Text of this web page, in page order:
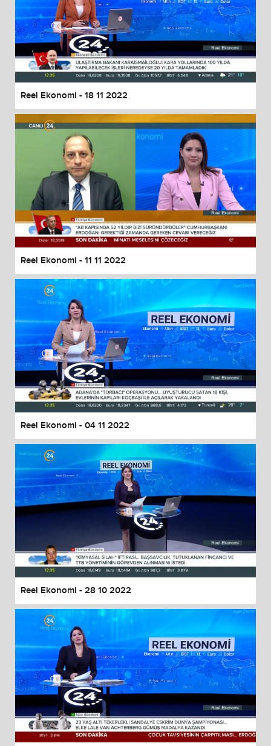
Reel Ekonomi - 18 11 2022
Reel Ekonomi - 11 11 2022
Reel Ekonomi - 04 11 2022
Reel Ekonomi - 28 10 2022